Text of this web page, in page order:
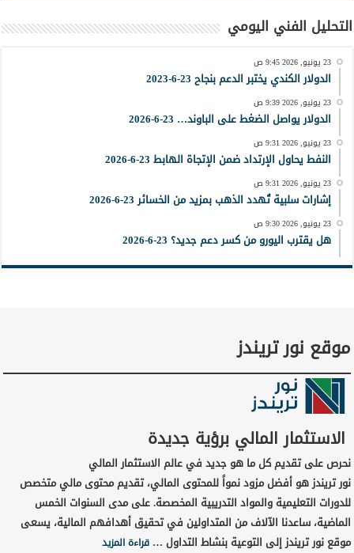
التحليل الفني اليومي
23 يونيو, 2026 9:45 ص
الدولار الكندي يختبر الدعم بنجاح 23-6-2023
23 يونيو, 2026 9:39 ص
الدولار يواصل الضغط على الباوند… 23-6-2026
23 يونيو, 2026 9:31 ص
النفط يحاول الإرتداد ضمن الإتجاة الهابط 23-6-2026
23 يونيو, 2026 9:31 ص
إشارات سلبية تُهدد الذهب بمزيد من الخسائر 23-6-2026
23 يونيو, 2026 9:30 ص
هل يقترب اليورو من كسر دعم جديد؟ 23-6-2026
موقع نور تريندز
الاستثمار المالي برؤية جديدة
نحرص على تقديم كل ما هو جديد في عالم الاستثمار المالي
نور تريندز هو أفضل مزود نمواً للمحتوى المالي، تقديم محتوى مالي متخصص
للدورات التعليمية والمواد التدريبية المخصصة. على مدى السنوات الخمس
الماضية، ساعدنا الآلاف من المتداولين في تحقيق أهدافهم المالية، يسعى
موقع نور تريندز إلى التوعية بنشاط التداول …قراءة المزيد